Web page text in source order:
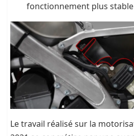
fonctionnement plus stable
Le travail réalisé sur la